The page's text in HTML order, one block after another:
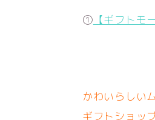
① 【ギフトモ
かわいらしい
ギフトショッ